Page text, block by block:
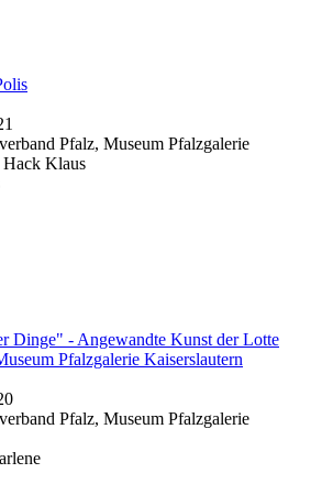
Pfalz, Museum Pfalzgalerie
Hack Klaus
Dinge" - Angewandte Kunst der Lotte
Pfalzgalerie Kaiserslautern
Pfalz, Museum Pfalzgalerie